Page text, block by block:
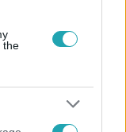
the
edzési
de végül
bajnoki